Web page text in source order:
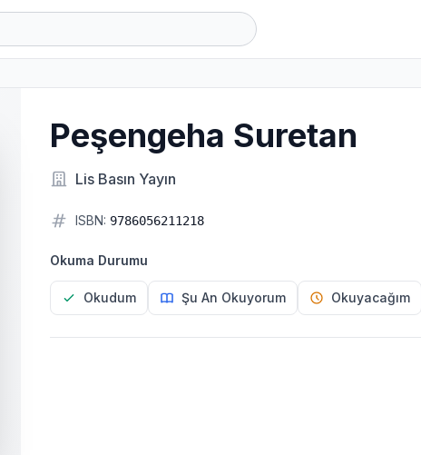
Peşengeha Suretan
Lis Basın Yayın
ISBN: 9786056211218
Okuma Durumu
Okudum Şu An Okuyorum Okuyacağım